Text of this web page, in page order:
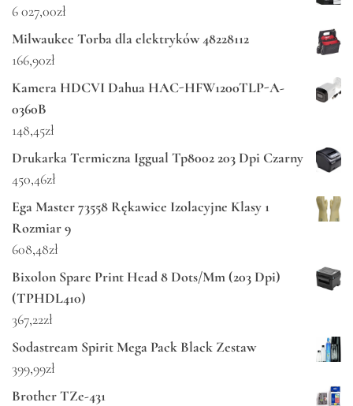
6 027,00zł
Milwaukee Torba dla elektryków 48228112
166,90zł
Kamera HDCVI Dahua HAC-HFW1200TLP-A-
0360B
148,45zł
Drukarka Termiczna Iggual Tp8002 203 Dpi Czarny
450,46zł
Ega Master 73558 Rękawice Izolacyjne Klasy 1
Rozmiar 9
608,48zł
Bixolon Spare Print Head 8 Dots/Mm (203 Dpi)
(TPHDL410)
367,22zł
Sodastream Spirit Mega Pack Black Zestaw
399,99zł
Brother TZe-431